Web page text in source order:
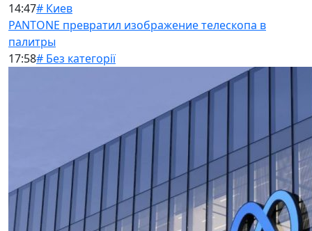
14:47# Киев
PANTONE превратил изображение телескопа в
палитры
17:58# Без категорії